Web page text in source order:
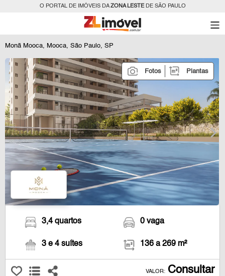
O PORTAL DE IMÓVEIS DAZONA LESTEDE SÃO PAULO
Monã Mooca, Mooca, São Paulo, SP
Fotos Plantas
3,4 quartos
3 e 4 suítes
0 vaga
136 a 269 m²
VALOR: Consultar